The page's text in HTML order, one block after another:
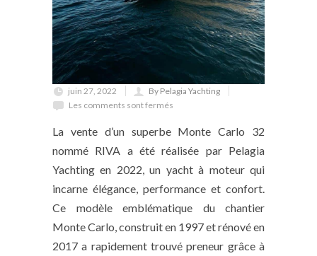
juin 27, 2022
By Pelagia Yachting
Les comments sont fermés
La vente d’un superbe Monte Carlo 32
nommé RIVA a été réalisée par Pelagia
Yachting en 2022, un yacht à moteur qui
incarne élégance, performance et confort.
Ce modèle emblématique du chantier
Monte Carlo, construit en 1997 et rénové en
2017 a rapidement trouvé preneur grâce à